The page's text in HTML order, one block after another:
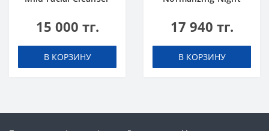
15 000 тг.
В КОРЗИНУ
17 940 тг.
В КОРЗИНУ